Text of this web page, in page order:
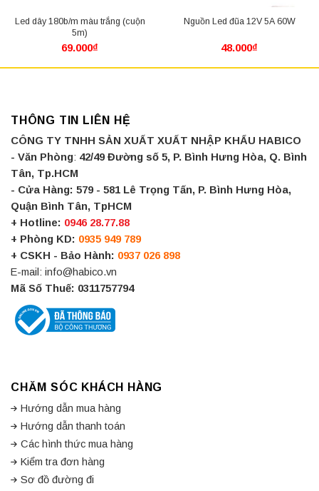
Led dây 180b/m màu trắng (cuộn
5m)
69.000₫
Nguồn Led đũa 12V 5A 60W
48.000₫
THÔNG TIN LIÊN HỆ
CÔNG TY TNHH SẢN XUẤT XUẤT NHẬP KHẨU HABICO
- Văn Phòng: 42/49 Đường số 5, P. Bình Hưng Hòa, Q. Bình
Tân, Tp.HCM
- Cửa Hàng: 579 - 581 Lê Trọng Tấn, P. Bình Hưng Hòa,
Quận Bình Tân, TpHCM
+ Hotline: 0946 28.77.88
+ Phòng KD: 0935 949 789
+ CSKH - Bảo Hành: 0937 026 898
E-mail: info@habico.vn
Mã Số Thuế: 0311757794
CHĂM SÓC KHÁCH HÀNG
Hướng dẫn mua hàng
Hướng dẫn thanh toán
Các hình thức mua hàng
Kiểm tra đơn hàng
Sơ đồ đường đi